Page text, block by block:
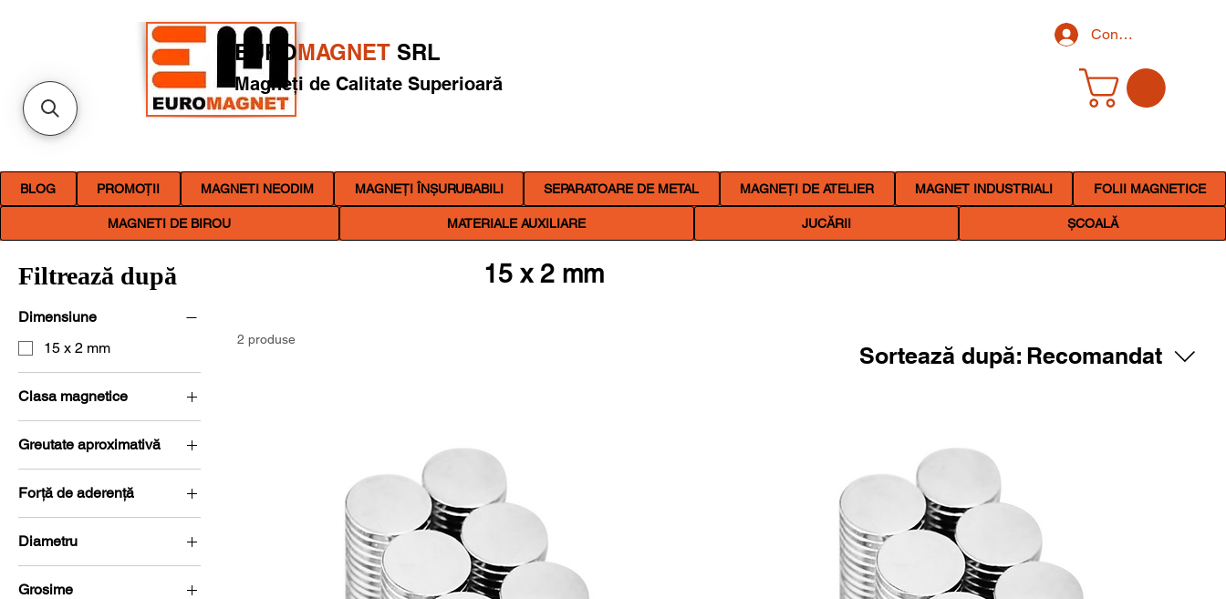
Conectează-te
EUROMAGNET SRL
Magneți de Calitate Superioară
BLOG PROMOȚII MAGNETI NEODIM MAGNEȚI ÎNȘURUBABILI SEPARATOARE DE METAL MAGNEȚI DE ATELIER MAGNET INDUSTRIALI FOLII MAGNETICE
MAGNETI DE BIROU MATERIALE AUXILIARE JUCĂRII ȘCOALĂ
Filtrează după
Dimensiune
15 x 2 mm
Clasa magnetice
N42
N48
Greutate aproximativă
2,7 g
Forță de aderență
2,3 kg (22,6 Newton)
Diametru
Ø 10-15 mm
Grosime
15 x 2 mm
2 produse
Sortează după: Recomandat